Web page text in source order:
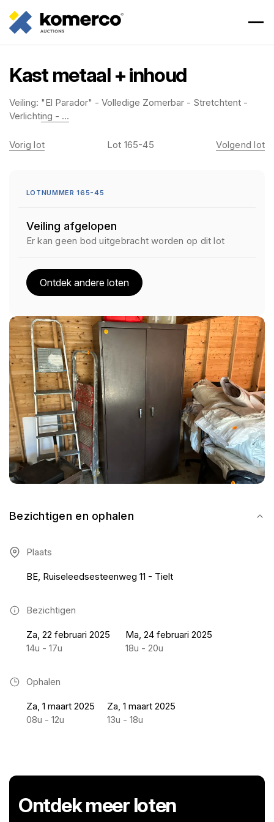
Kast metaal + inhoud
Veiling: "El Parador" - Volledige Zomerbar - Stretchtent -
Verlichting - ...
Bezichtigen en ophalen
Plaats
BE, Ruiseleedsesteenweg 11 - Tielt
Bezichtigen
Za, 22 februari 2025
14u - 17u
Ma, 24 februari 2025
18u - 20u
Ophalen
Za, 1 maart 2025
08u - 12u
Za, 1 maart 2025
13u - 18u
Vorig lot Lot 165-45 Volgend lot
LOTNUMMER 165-45
Veiling afgelopen
Er kan geen bod uitgebracht worden op dit lot
Ontdek andere loten
Ontdek meer loten